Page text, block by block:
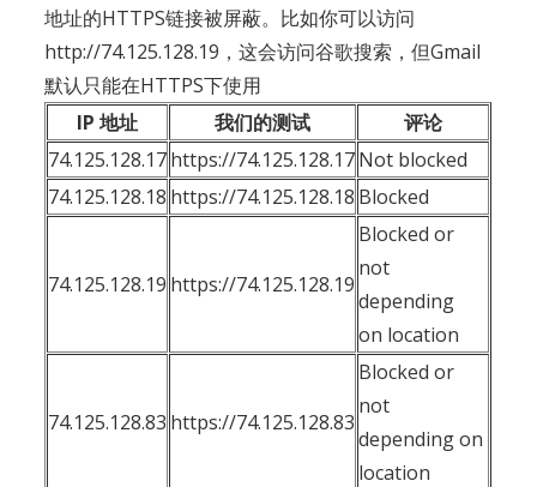
地址的HTTPS链接被屏蔽。比如你可以访问
http://74.125.128.19，这会访问谷歌搜索，但Gmail
默认只能在HTTPS下使用
IP 地址
我们的测试
评论
74.125.128.17https://74.125.128.17Not blocked
74.125.128.18 https://74.125.128.18 Blocked
74.125.128.19 https://74.125.128.19
Blocked or
not
depending
on location
74.125.128.83 https://74.125.128.83
Blocked or
not
depending on
location